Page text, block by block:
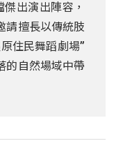
出演出陣容，
請擅長以傳統肢
住民舞蹈劇場”
的自然場域中帶